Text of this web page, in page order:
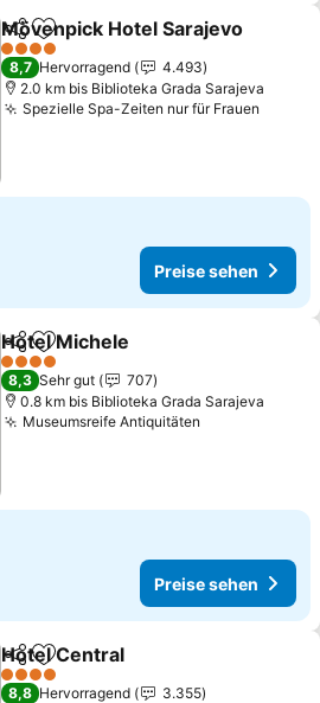
TeilenZu Favoriten hinzufügen
Mövenpick Hotel Sarajevo
4 Sterne
8,7 Hervorragend
4.493
2.0 km bis Biblioteka Grada Sarajeva
Spezielle Spa-Zeiten nur für Frauen
Preise sehen
TeilenZu Favoriten hinzufügen
Hotel Michele
4 Sterne
8,3 Sehr gut
707
0.8 km bis Biblioteka Grada Sarajeva
Museumsreife Antiquitäten
Preise sehen
TeilenZu Favoriten hinzufügen
Hotel Central
4 Sterne
8,8 Hervorragend
3.355